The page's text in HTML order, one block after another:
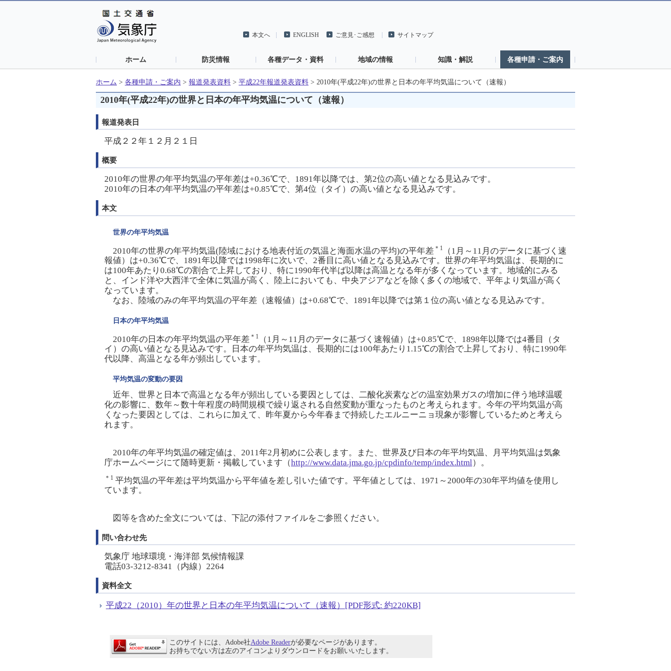
本文へ ENGLISH ご意見･ご感想 サイトマップ
ホーム 防災情報 各種データ・資料 地域の情報 知識・解説 各種申請・ご案内
ホーム > 各種申請・ご案内 > 報道発表資料 > 平成22年報道発表資料 > 2010年(平成22年)の世界と日本の年平均気温について（速報）
2010年(平成22年)の世界と日本の年平均気温について（速報）
報道発表日
平成２２年１２月２１日
概要
2010年の世界の年平均気温の平年差は+0.36℃で、1891年以降では、第2位の高い値となる見込みです。
2010年の日本の年平均気温の平年差は+0.85℃で、第4位（タイ）の高い値となる見込みです。
本文
世界の年平均気温
2010年の世界の年平均気温(陸域における地表付近の気温と海面水温の平均)の平年差 ＊1
（1月～11月のデータに基づく速
報値）は+0.36℃で、1891年以降では1998年に次いで、2番目に高い値となる見込みです。世界の年平均気温は、長期的に
は100年あたり0.68℃の割合で上昇しており、特に1990年代半ば以降は高温となる年が多くなっています。地域的にみる
と、インド洋や大西洋で全体に気温が高く、陸上においても、中央アジアなどを除く多くの地域で、平年より気温が高く
なっています。
なお、陸域のみの年平均気温の平年差（速報値）は+0.68℃で、1891年以降では第１位の高い値となる見込みです。
日本の年平均気温
2010年の日本の年平均気温の平年差 ＊1
（1月～11月のデータに基づく速報値）は+0.85℃で、1898年以降では4番目（タ
イ）の高い値となる見込みです。日本の年平均気温は、長期的には100年あたり1.15℃の割合で上昇しており、特に1990年
代以降、高温となる年が頻出しています。
平均気温の変動の要因
近年、世界と日本で高温となる年が頻出している要因としては、二酸化炭素などの温室効果ガスの増加に伴う地球温暖
化の影響に、数年～数十年程度の時間規模で繰り返される自然変動が重なったものと考えられます。今年の平均気温が高
くなった要因としては、これらに加えて、昨年夏から今年春まで持続したエルニーニョ現象が影響しているためと考えら
れます。
2010年の年平均気温の確定値は、2011年2月初めに公表します。また、世界及び日本の年平均気温、月平均気温は気象
庁ホームページにて随時更新・掲載しています（http://www.data.jma.go.jp/cpdinfo/temp/index.html ）。
＊1 平均気温の平年差は平均気温から平年値を差し引いた値です。平年値としては、1971～2000年の30年平均値を使用し
ています。
図等を含めた全文については、下記の添付ファイルをご参照ください。
問い合わせ先
気象庁 地球環境・海洋部 気候情報課
電話03-3212-8341（内線）2264
資料全文
平成22（2010）年の世界と日本の年平均気温について（速報）[PDF形式: 約220KB]
このサイトには、Adobe社Adobe Readerが必要なページがあります。
お持ちでない方は左のアイコンよりダウンロードをお願いいたします。